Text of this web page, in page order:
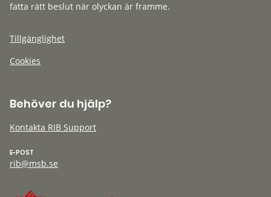
fatta rätt beslut när olyckan är framme.
Tillgänglighet
Cookies
Behöver du hjälp?
Kontakta RIB Support
E-POST
rib@msb.se